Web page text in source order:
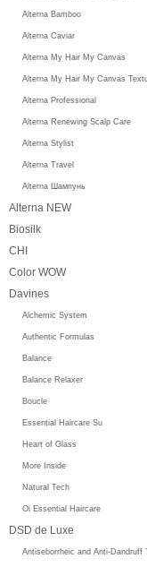
Alterna Bamboo
Alterna Caviar
Alterna My Hair My Canvas
Alterna My Hair My Canvas
Alterna Professional
Alterna Renewing Scalp Care
Alterna Stylist
Alterna Travel
Alterna Шампунь
Alterna NEW
Biosilk
CHI
Color WOW
Davines
Alchemic System
Authentic Formulas
Balance
Balance Relaxer
Boucle
Essential Haircare Su
Heart of Glass
More Inside
Natural Tech
Oi Essential Haircare
DSD de Luxe
Antiseborrheic and Anti-Dandruff